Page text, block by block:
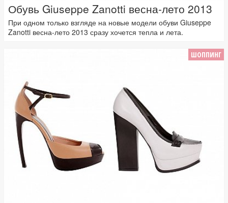
Обувь Giuseppe Zanotti весна-лето 2013
При одном только взгляде на новые модели обуви Giuseppe
Zanotti весна-лето 2013 сразу хочется тепла и лета.
ШОППИНГ